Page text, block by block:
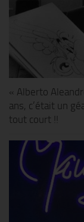
« Alberto
ans, c’était un
tout court !!